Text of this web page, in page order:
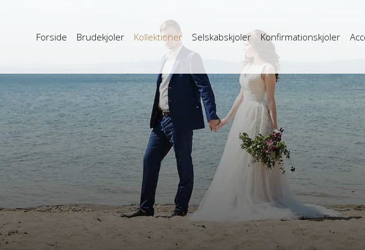
Forside Brudekjoler Kollektioner Selskabskjoler Konfirmationskjoler